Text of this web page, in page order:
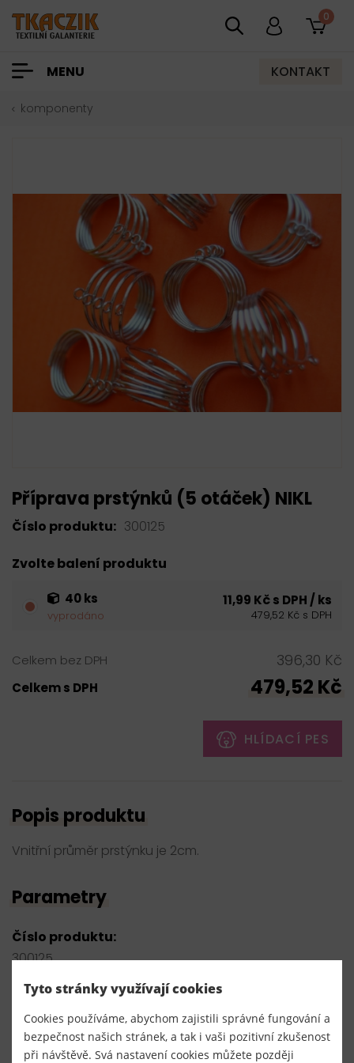
0
MENU KONTAKT
komponenty
Příprava prstýnků (5 otáček) NIKL
Číslo produktu: 300125
Zvolte balení produktu
40 ks
vyprodáno
11,99 Kč s DPH / ks
479,52 Kč s DPH
Celkem bez DPH 396,30 Kč
Celkem s DPH 479,52 Kč
HLÍDACÍ PES
Popis produktu
Vnitřní průměr prstýnku je 2cm.
Parametry
Číslo produktu:
300125
Dodavatel
TKACZIK s.r.o.
Tyto stránky využívají cookies
Cookies používáme, abychom zajistili správné fungování a
bezpečnost našich stránek, a tak i vaši pozitivní zkušenost
při návštěvě. Svá nastavení cookies můžete později